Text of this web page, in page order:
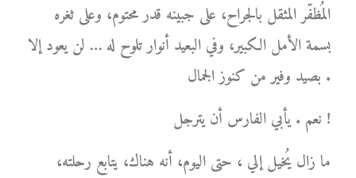
المُظفّر المثقل بالجراح، على جبينه قدر محتوم، وعلى ثغره
بسمة الأمل الكبير، وفي البعيد أنوار تلوح له … لن يعود إلا
بصيد وفير من كنوز الجمال .
نعم . يأبي الفارس أن يترجل !
ما زال يُخيل إلي ، حتى اليوم، أنه هناك، يتابع رحلته،